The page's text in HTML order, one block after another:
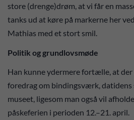
store (drenge)drøm, at vi får en
tanks ud at køre på markerne her
Mathias med et stort smil.
Politik og grundlovsmøde
Han kunne ydermere fortælle, at der
foredrag om bindingsværk, datidens
museet, ligesom man også vil
påskeferien i perioden 12.–21. april.